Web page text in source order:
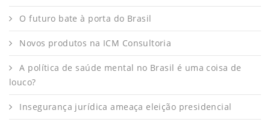
O futuro bate à porta do Brasil
Novos produtos na ICM Consultoria
A política de saúde mental no Brasil é uma coisa de
louco?
Insegurança jurídica ameaça eleição presidencial